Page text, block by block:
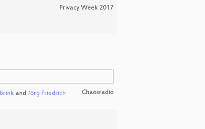
Privacy Week 2017
and Jörg Friedrich Chaosradio